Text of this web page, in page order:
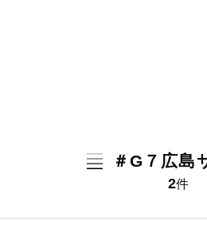
＃G７広島
2件